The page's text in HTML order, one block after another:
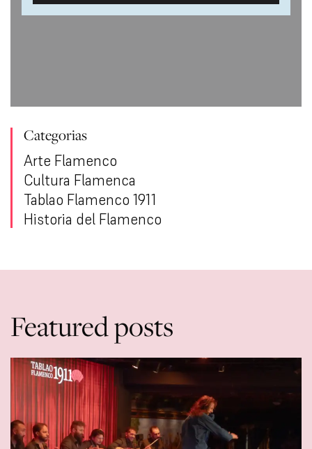
Categorias
Arte Flamenco
Cultura Flamenca
Tablao Flamenco 1911
Historia del Flamenco
Featured posts